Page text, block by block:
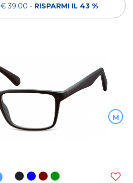
€ 39.00 - RISPARMI IL 43 %
M